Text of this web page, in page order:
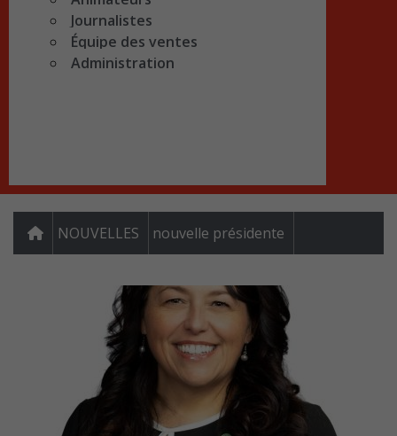
Journalistes
Équipe des ventes
Administration
NOUVELLES nouvelle présidente